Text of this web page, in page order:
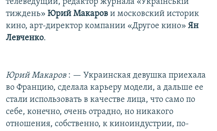
телеведущий, редактор журнала «Українській
тиждень» Юрий Макаров и московский историк
кино, арт-директор компании «Другое кино» Ян
Левченко.
Юрий Макаров : — Украинская девушка приехала
во Францию, сделала карьеру модели, а дальше ее
стали использовать в качестве лица, что само по
себе, конечно, очень отрадно, но никакого
отношения, собственно, к киноиндустрии, по-